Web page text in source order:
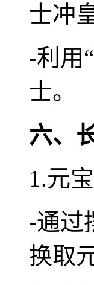
士冲
-利用
士。
六、
1.元
-通过
换取